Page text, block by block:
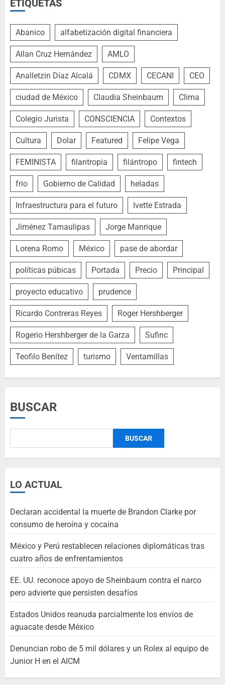
ETIQUETAS
Abanico alfabetización digital financiera
Allan Cruz Hernández AMLO
Analletzin Díaz Alcalá CDMX CECANI CEO
ciudad de México Claudia Sheinbaum Clima
Colegio Jurista CONSCIENCIA Contextos
Cultura Dolar Featured Felipe Vega
FEMINISTA filantropia filántropo fintech
frio Gobierno de Calidad heladas
Infraestructura para el futuro Ivette Estrada
Jiménez Tamaulipas Jorge Manrique
Lorena Romo México pase de abordar
políticas púbicas Portada Precio Principal
proyecto educativo prudence
Ricardo Contreras Reyes Roger Hershberger
Rogerio Hershberger de la Garza Sufinc
Teofilo Benítez turismo Ventamillas
BUSCAR
BUSCAR
LO ACTUAL
Declaran accidental la muerte de Brandon Clarke por
consumo de heroína y cocaína
México y Perú restablecen relaciones diplomáticas tras
cuatro años de enfrentamientos
EE. UU. reconoce apoyo de Sheinbaum contra el narco
pero advierte que persisten desafíos
Estados Unidos reanuda parcialmente los envíos de
aguacate desde México
Denuncian robo de 5 mil dólares y un Rolex al equipo de
Junior H en el AICM